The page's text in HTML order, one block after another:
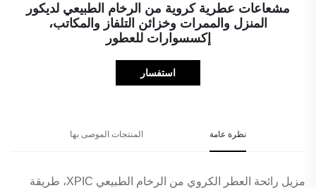
مشعاعات عطرية كروية من الرخام الطبيعي لديكور
المنزل والممرات وخزائن التلفاز والمكاتب،
إكسسوارات للعطور
استفسار
نظرة عامة المنتجات الموصى بها
مزيل رائحة العطر الكروي من الرخام الطبيعي XPIC، طريقة